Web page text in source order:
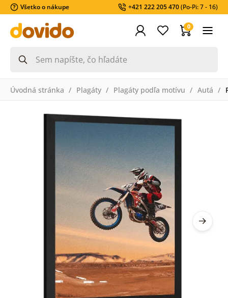
Všetko o nákupe +421 222 205 470(Po-Pi: 7 - 16)
0
Úvodná stránka Plagáty Plagáty podľa motívu Autá